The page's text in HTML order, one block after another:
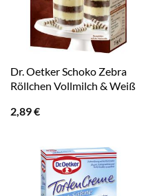
Dr. Oetker Schoko Zebra
Röllchen Vollmilch & Weiß
2,89€